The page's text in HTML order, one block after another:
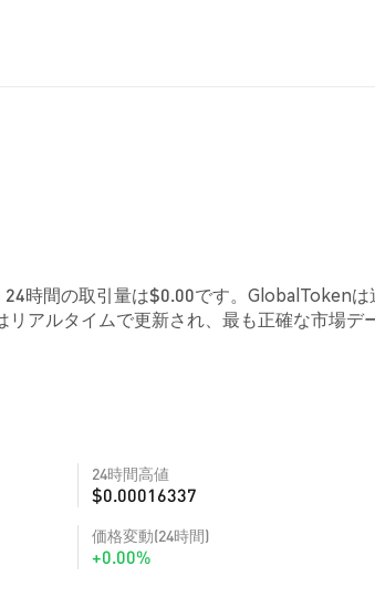
時間の取引量は$0.00です。GlobalTokenは
アルタイムで更新され、最も正確な市場デ
24時間高値
$0.00016337
価格変動(24時間)
+0.00%